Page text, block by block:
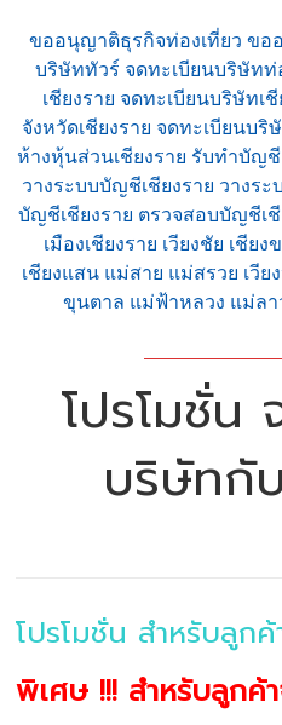
ขออนุญาติธุรกิจท่องเที่ยว ขอ
บริษัททัวร์ จดทะเบียนบริษัทท่
เชียงราย จดทะเบียนบริษัทเ
จังหวัดเชียงราย จดทะเบียนบริ
ห้างหุ้นส่วนเชียงราย รับทำบัญ
วางระบบบัญชีเชียงราย วางร
บัญชีเชียงราย ตรวจสอบบัญชีเชี
เมืองเชียงราย เวียงชัย เชีย
เชียงแสน แม่สาย แม่สรวย เวีย
ขุนตาล แม่ฟ้าหลวง แม่ลา
โปรโมชั่น
บริษัทกั
โปรโมชั่น สำหรับลูก
พิเศษ !!! สำหรับลูกค้